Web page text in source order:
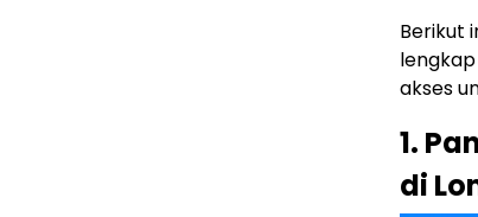
Berikut
akses
1.
di